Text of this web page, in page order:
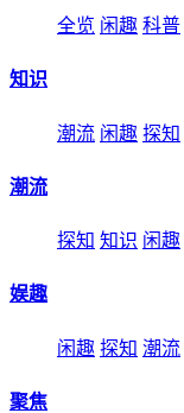
全览 闲趣 科普
知识
潮流 闲趣 探知
潮流
探知 知识 闲趣
娱趣
闲趣 探知 潮流
聚焦